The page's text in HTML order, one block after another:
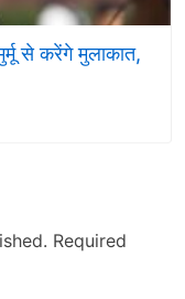
से करेंगे मुलाकात,
Required